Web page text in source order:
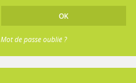
Mot de passe oublié ?